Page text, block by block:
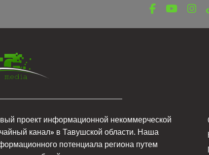
проект информационной некоммерческой
канал» в Тавушской области. Наша
потенциала региона путем